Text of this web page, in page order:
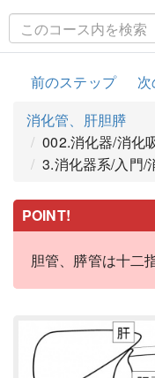
前のステップ
消化管、肝胆膵
002.消化器/消化
3.消化器系/入門/
POINT!
胆管、膵管は十二